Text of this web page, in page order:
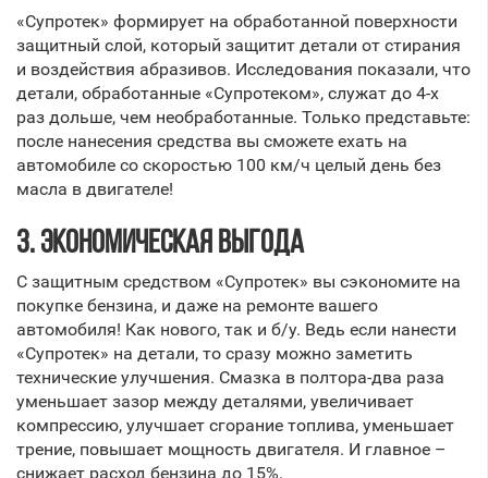
«Супротек» формирует на обработанной поверхности
защитный слой, который защитит детали от стирания
и воздействия абразивов. Исследования показали, что
детали, обработанные «Супротеком», служат до 4-х
раз дольше, чем необработанные. Только представьте:
после нанесения средства вы сможете ехать на
автомобиле со скоростью 100 км/ч целый день без
масла в двигателе!
3. ЭКОНОМИЧЕСКАЯ ВЫГОДА
С защитным средством «Супротек» вы сэкономите на
покупке бензина, и даже на ремонте вашего
автомобиля! Как нового, так и б/у. Ведь если нанести
«Супротек» на детали, то сразу можно заметить
технические улучшения. Смазка в полтора-два раза
уменьшает зазор между деталями, увеличивает
компрессию, улучшает сгорание топлива, уменьшает
трение, повышает мощность двигателя. И главное –
снижает расход бензина до 15%.